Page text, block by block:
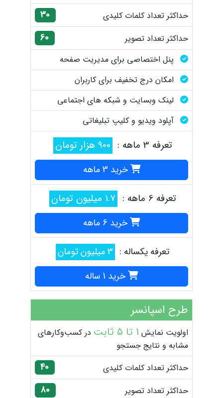
حداکثر تعداد کلمات کلیدی
30
حداکثر تعداد تصویر 60
پنل اختصاصی برای مدیریت صفحه
امکان درج تخفیف برای کاربران
لینک وبسایت و شبکه های اجتماعی
آپلود ویدیو و کلیپ تبلیغاتی
تعرفه 3 ماهه : 900 هزار تومان
خرید 3 ماهه
تعرفه 6 ماهه : 1.7 میلیون تومان
خرید 6 ماهه
تعرفه یکساله : 3 میلیون تومان
خرید 1 ساله
طرح اسپانسر
اولویت نمایش 1 تا 5 ثابت
در کسب‌وکارهای
مشابه و نتایج جستجو
حداکثر تعداد کلمات کلیدی
40
حداکثر تعداد تصویر 80